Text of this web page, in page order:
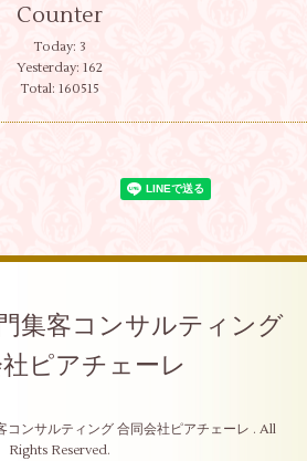
Counter
Today: 3
Yesterday: 162
Total: 160515
集客コンサルティング
ピアチェーレ
コンサルティング 合同会社ピアチェーレ . All
Rights Reserved.